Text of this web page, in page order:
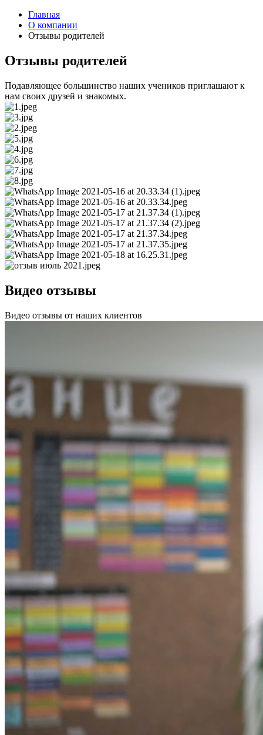
Главная
О компании
Отзывы родителей
Отзывы родителей
Подавляющее большинство наших учеников приглашают к
нам своих друзей и знакомых.
Видео отзывы
Видео отзывы от наших клиентов